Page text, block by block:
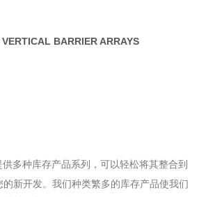
BARRIER ARRAYS
多种库存产品系列，可以轻松将其整合到
新开发。我们种类繁多的库存产品使我们